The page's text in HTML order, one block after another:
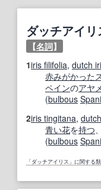
ダッチアイリ
【名詞】
1iris filifolia, dutch
赤みがかった
ペインのアヤ
(bulbous
2iris tingitana,
青い花を持つ
(bulbous
「ダッチアイリス」に関する